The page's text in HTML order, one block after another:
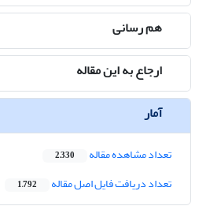
هم رسانی
ارجاع به این مقاله
آمار
تعداد مشاهده مقاله 2,330
تعداد دریافت فایل اصل مقاله 1,792